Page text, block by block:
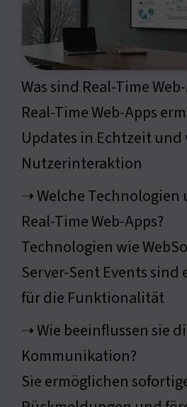
Was sind Real-Time
Real-Time Web-Apps
Updates in Echtzeit und
Nutzerinteraktion
➝ Welche
Real-Time Web-Apps?
Technologien wie
Server-Sent Events
für die Funktionalität
➝ Wie beeinflussen sie
Kommunikation?
Sie ermöglichen